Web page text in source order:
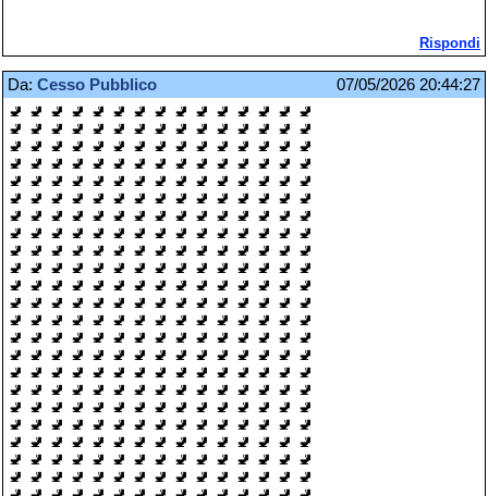
Rispondi
Da: Cesso Pubblico
07/05/2026 20:44:27
🚽 🚽 🚽 🚽 🚽 🚽 🚽 🚽 🚽 🚽 🚽 🚽 🚽 🚽 🚽
🚽 🚽 🚽 🚽 🚽 🚽 🚽 🚽 🚽 🚽 🚽 🚽 🚽 🚽 🚽
🚽 🚽 🚽 🚽 🚽 🚽 🚽 🚽 🚽 🚽 🚽 🚽 🚽 🚽 🚽
🚽 🚽 🚽 🚽 🚽 🚽 🚽 🚽 🚽 🚽 🚽 🚽 🚽 🚽 🚽
🚽 🚽 🚽 🚽 🚽 🚽 🚽 🚽 🚽 🚽 🚽 🚽 🚽 🚽 🚽
🚽 🚽 🚽 🚽 🚽 🚽 🚽 🚽 🚽 🚽 🚽 🚽 🚽 🚽 🚽
🚽 🚽 🚽 🚽 🚽 🚽 🚽 🚽 🚽 🚽 🚽 🚽 🚽 🚽 🚽
🚽 🚽 🚽 🚽 🚽 🚽 🚽 🚽 🚽 🚽 🚽 🚽 🚽 🚽 🚽
🚽 🚽 🚽 🚽 🚽 🚽 🚽 🚽 🚽 🚽 🚽 🚽 🚽 🚽 🚽
🚽 🚽 🚽 🚽 🚽 🚽 🚽 🚽 🚽 🚽 🚽 🚽 🚽 🚽 🚽
🚽 🚽 🚽 🚽 🚽 🚽 🚽 🚽 🚽 🚽 🚽 🚽 🚽 🚽 🚽
🚽 🚽 🚽 🚽 🚽 🚽 🚽 🚽 🚽 🚽 🚽 🚽 🚽 🚽 🚽
🚽 🚽 🚽 🚽 🚽 🚽 🚽 🚽 🚽 🚽 🚽 🚽 🚽 🚽 🚽
🚽 🚽 🚽 🚽 🚽 🚽 🚽 🚽 🚽 🚽 🚽 🚽 🚽 🚽 🚽
🚽 🚽 🚽 🚽 🚽 🚽 🚽 🚽 🚽 🚽 🚽 🚽 🚽 🚽 🚽
🚽 🚽 🚽 🚽 🚽 🚽 🚽 🚽 🚽 🚽 🚽 🚽 🚽 🚽 🚽
🚽 🚽 🚽 🚽 🚽 🚽 🚽 🚽 🚽 🚽 🚽 🚽 🚽 🚽 🚽
🚽 🚽 🚽 🚽 🚽 🚽 🚽 🚽 🚽 🚽 🚽 🚽 🚽 🚽 🚽
🚽 🚽 🚽 🚽 🚽 🚽 🚽 🚽 🚽 🚽 🚽 🚽 🚽 🚽 🚽
🚽 🚽 🚽 🚽 🚽 🚽 🚽 🚽 🚽 🚽 🚽 🚽 🚽 🚽 🚽
🚽 🚽 🚽 🚽 🚽 🚽 🚽 🚽 🚽 🚽 🚽 🚽 🚽 🚽 🚽
🚽 🚽 🚽 🚽 🚽 🚽 🚽 🚽 🚽 🚽 🚽 🚽 🚽 🚽 🚽